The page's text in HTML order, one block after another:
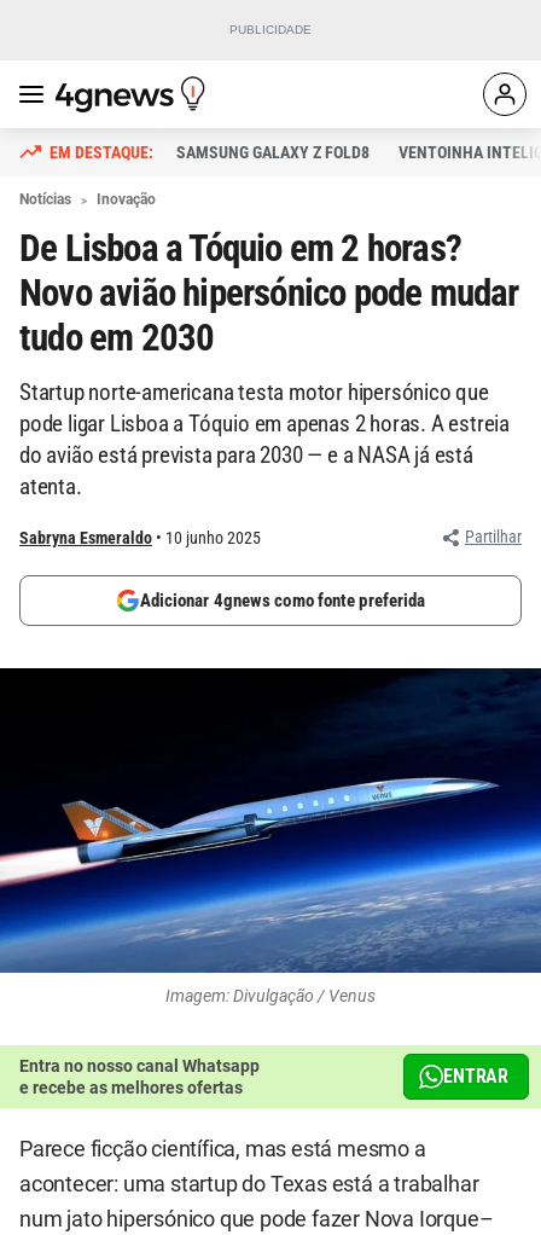
SAMSUNG GALAXY Z FOLD8 VENTOINHA
Notícias Inovação
De Lisboa a Tóquio em 2 horas?
Novo avião hipersónico pode mudar
tudo em 2030
Startup norte-americana testa motor hipersónico que
pode ligar Lisboa a Tóquio em apenas 2 horas. A estreia
do avião está prevista para 2030 — e a NASA já está
atenta.
Sabryna Esmeraldo 10 junho 2025 Partilhar
Adicionar 4gnews como fonte preferida
Imagem: Divulgação / Venus
Entra no nosso canal Whatsapp
e recebe as melhores ofertas
ENTRAR
Parece ficção científica, mas está mesmo a
acontecer: uma startup do Texas está a trabalhar
num jato hipersónico que pode fazer Nova Iorque–